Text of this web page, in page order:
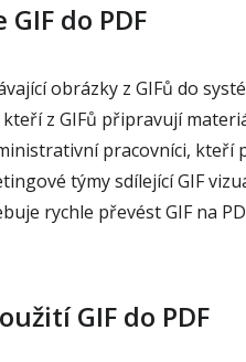
do PDF
obrázky z GIFů do
z GIFů připravují
pracovníci,
týmy sdílející GIF
rychle převést GIF na
GIF do PDF